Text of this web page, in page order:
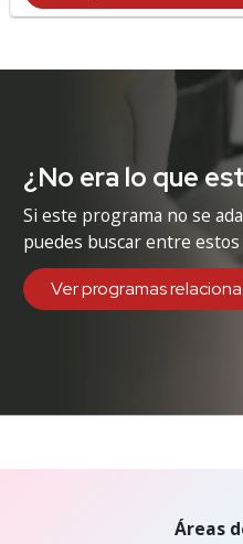
¿No era lo que
Si este programa no se
puedes buscar entre
Ver programas
Áreas